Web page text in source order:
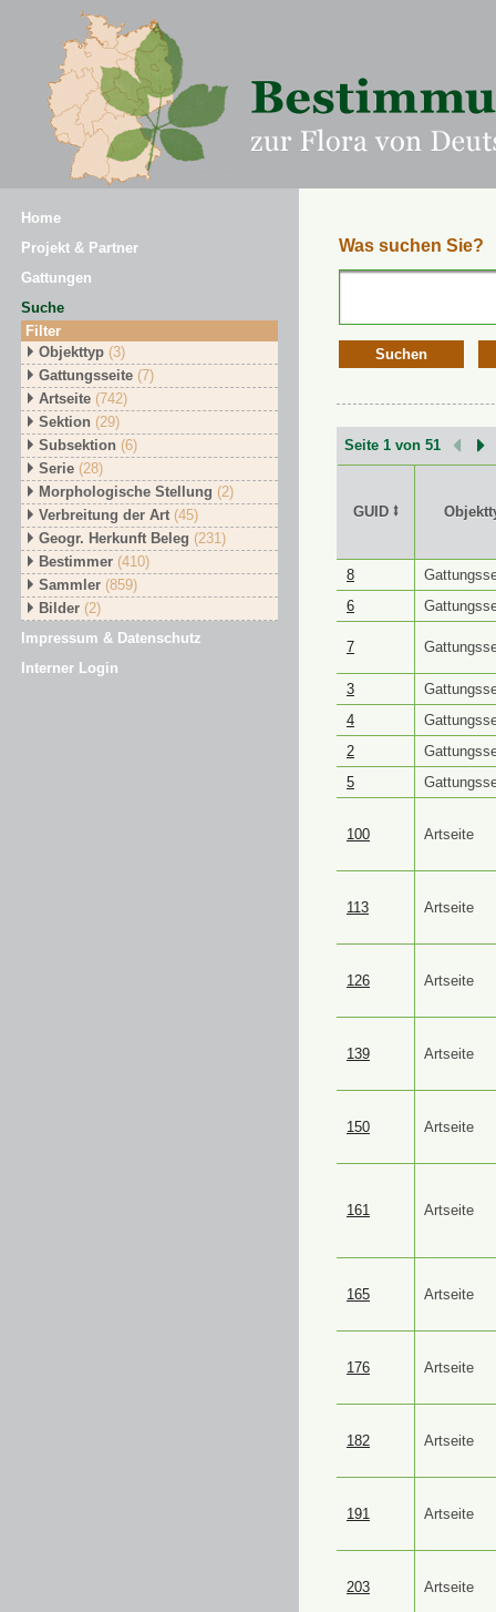
Home
Projekt & Partner
Gattungen
Suche
Filter
Objekttyp (3)
Gattungsseite (7)
Artseite (742)
Sektion (29)
Subsektion (6)
Serie (28)
Morphologische Stellung (2)
Verbreitung der Art (45)
Geogr. Herkunft Beleg (231)
Bestimmer (410)
Sammler (859)
Bilder (2)
Impressum & Datenschutz
Interner Login
Was suchen Sie?
Suchen
Seite 1 von 51
GUID ⭥
GUID ⭥
8
6
7
3
4
2
5
100 Artseite
113 Artseite
126 Artseite
139 Artseite
150 Artseite
161 Artseite
165 Artseite
176 Artseite
182 Artseite
191 Artseite
203 Artseite